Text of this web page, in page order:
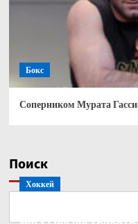
Бокс
Соперником Мурата
Поиск
Хоккей
Бобровский — о
могу